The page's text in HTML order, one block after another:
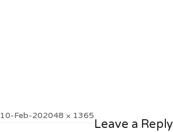
Posted
10-Feb-20Full
2048 × 1365
Leave a Reply